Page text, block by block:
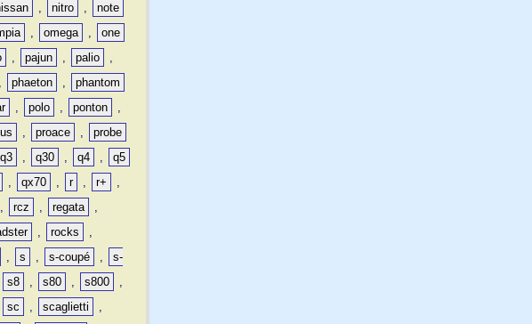
, nitro ,
note
, omega ,
one
, pajun , palio
,
, phaeton ,
phantom
, polo , ponton
,
, proace ,
probe
q3 , q30 , q4 ,
q5
, qx70 , r , r+
,
, rcz , regata
,
, rocks
,
, s , s-coupé ,
s-
s8 , s80 , s800
,
sc , scaglietti
,